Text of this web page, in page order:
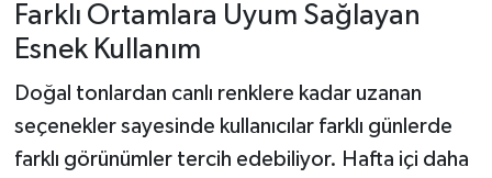
Farklı Ortamlara Uyum Sağlayan
Esnek Kullanım
Doğal tonlardan canlı renklere kadar uzanan
seçenekler sayesinde kullanıcılar farklı günlerde
farklı görünümler tercih edebiliyor. Hafta içi daha